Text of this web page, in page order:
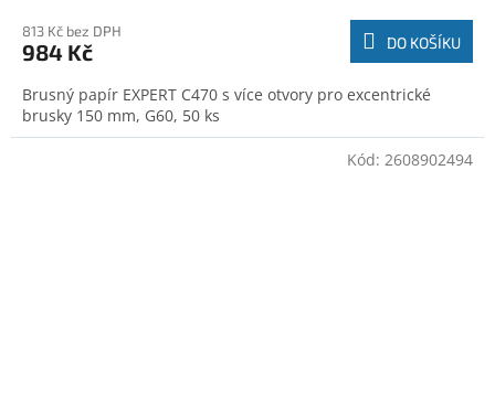
813 Kč bez DPH
984 Kč DO KOŠÍKU
Brusný papír EXPERT C470 s více otvory pro excentrické
brusky 150 mm, G60, 50 ks
Kód: 2608902494